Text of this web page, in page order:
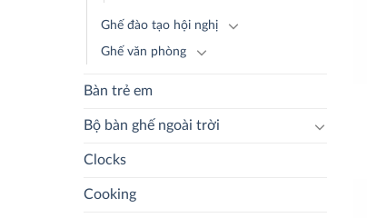
Ghế đào tạo hội nghị
Ghế văn phòng
Bàn trẻ em
Bộ bàn ghế ngoài trời
Clocks
Cooking